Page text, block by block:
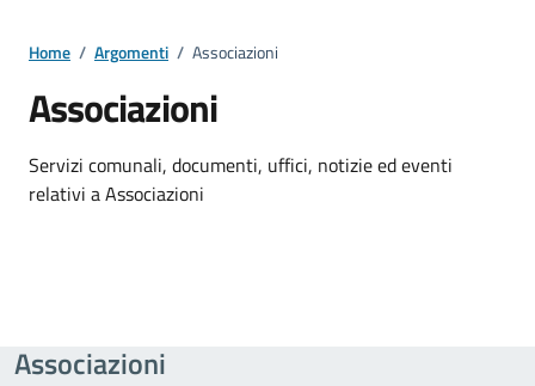
Home / Argomenti / Associazioni
Associazioni
Dettagli della notizia
Servizi comunali, documenti, uffici, notizie ed eventi
relativi a Associazioni
Associazioni